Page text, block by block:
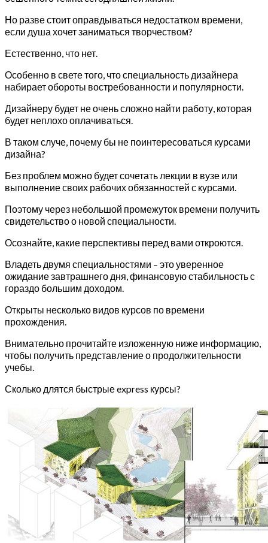
Но разве стоит оправдываться недостатком времени,
если душа хочет заниматься творчеством?
Естественно, что нет.
Особенно в свете того, что специальность дизайнера
набирает обороты востребованности и популярности.
Дизайнеру будет не очень сложно найти работу, которая
будет неплохо оплачиваться.
В таком случе, почему бы не поинтересоваться курсами
дизайна?
Без проблем можно будет сочетать лекции в вузе или
выполнение своих рабочих обязанностей с курсами.
Поэтому через небольшой промежуток времени получить
свидетельство о новой специальности.
Осознайте, какие перспективы перед вами откроются.
Владеть двумя специальностями – это уверенное
ожидание завтрашнего дня, финансовую стабильность с
гораздо большим доходом.
Открыты несколько видов курсов по времени
прохождения.
Внимательно прочитайте изложенную ниже информацию,
чтобы получить представление о продолжительности
учебы.
Сколько длятся быстрые express курсы?